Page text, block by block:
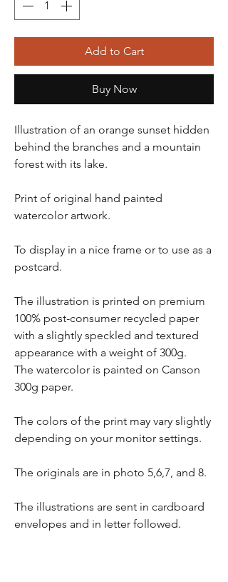
Add to Cart
Buy Now
Illustration of an orange sunset hidden
behind the branches and a mountain
forest with its lake.
Print of original hand painted
watercolor artwork.
To display in a nice frame or to use as a
postcard.
The illustration is printed on premium
100% post-consumer recycled paper
with a slightly speckled and textured
appearance with a weight of 300g.
The watercolor is painted on Canson
300g paper.
The colors of the print may vary slightly
depending on your monitor settings.
The originals are in photo 5,6,7, and 8.
The illustrations are sent in cardboard
envelopes and in letter followed.